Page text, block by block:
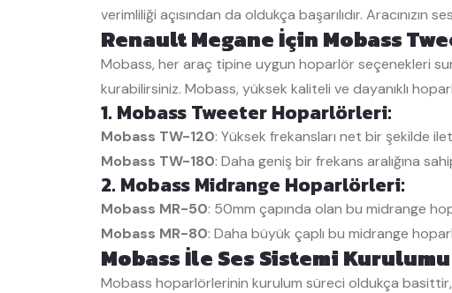
verimliliği açısından da oldukça başarılıdır.
Renault Megane İçin Mobass
Mobass, her araç tipine uygun hoparlör seçenekleri
kurabilirsiniz. Mobass, yüksek kaliteli ve dayanıklı
1. Mobass Tweeter Hoparlörleri:
Mobass TW-120: Yüksek frekansları net bir şekilde
Mobass TW-180: Daha geniş bir frekans aralığına
2. Mobass Midrange Hoparlörleri:
Mobass MR-50: 50mm çapında olan bu midrange
Mobass MR-80: Daha büyük çaplı bu midrange
Mobass İle Ses Sistemi Kurulumu
Mobass hoparlörlerinin kurulum süreci oldukça